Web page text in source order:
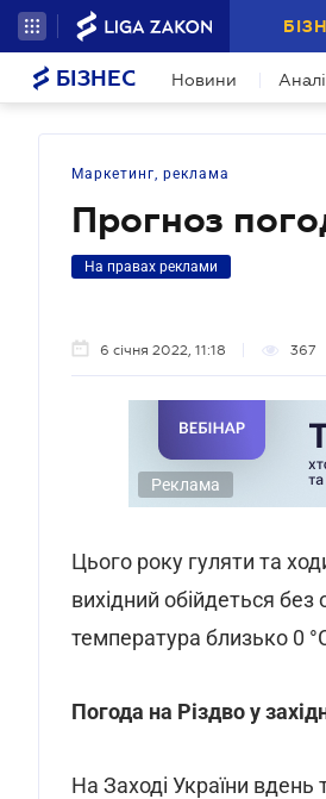
БІЗНЕС Новини
Маркетинг, реклама
Прогноз
На правах реклами
6 січня 2022, 11:18 367
Реклама
Цього року гуляти та
вихідний обійдеться без
температура близько 0
Погода на Різдво у
На Заході України